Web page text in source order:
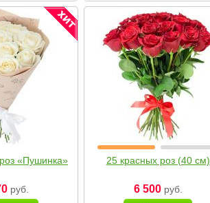
«Пушинка»
руб.
25 красных роз (40 см)
6 500руб.